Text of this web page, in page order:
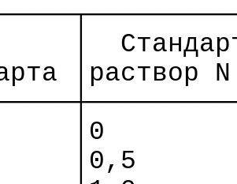
│раствор
│0
│0,5